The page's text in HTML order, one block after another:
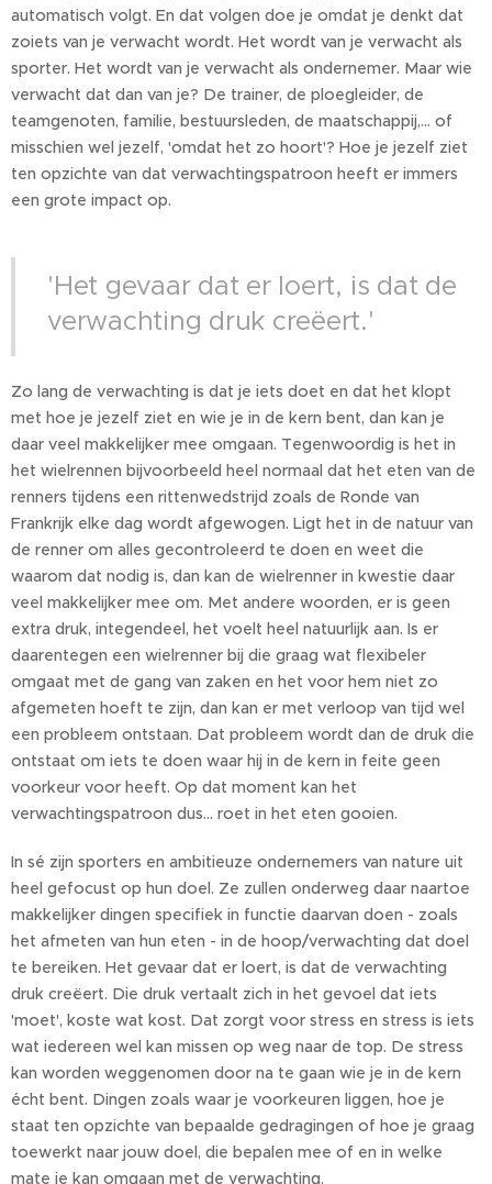
automatisch volgt. En dat volgen doe je omdat je denkt dat
zoiets van je verwacht wordt. Het wordt van je verwacht als
sporter. Het wordt van je verwacht als ondernemer. Maar wie
verwacht dat dan van je? De trainer, de ploegleider, de
teamgenoten, familie, bestuursleden, de maatschappij,… of
misschien wel jezelf, 'omdat het zo hoort'? Hoe je jezelf ziet
ten opzichte van dat verwachtingspatroon heeft er immers
een grote impact op.
'Het gevaar dat er loert, is dat de
verwachting druk creëert.'
Zo lang de verwachting is dat je iets doet en dat het klopt
met hoe je jezelf ziet en wie je in de kern bent, dan kan je
daar veel makkelijker mee omgaan. Tegenwoordig is het in
het wielrennen bijvoorbeeld heel normaal dat het eten van de
renners tijdens een rittenwedstrijd zoals de Ronde van
Frankrijk elke dag wordt afgewogen. Ligt het in de natuur van
de renner om alles gecontroleerd te doen en weet die
waarom dat nodig is, dan kan de wielrenner in kwestie daar
veel makkelijker mee om. Met andere woorden, er is geen
extra druk, integendeel, het voelt heel natuurlijk aan. Is er
daarentegen een wielrenner bij die graag wat flexibeler
omgaat met de gang van zaken en het voor hem niet zo
afgemeten hoeft te zijn, dan kan er met verloop van tijd wel
een probleem ontstaan. Dat probleem wordt dan de druk die
ontstaat om iets te doen waar hij in de kern in feite geen
voorkeur voor heeft. Op dat moment kan het
verwachtingspatroon dus… roet in het eten gooien.
In sé zijn sporters en ambitieuze ondernemers van nature uit
heel gefocust op hun doel. Ze zullen onderweg daar naartoe
makkelijker dingen specifiek in functie daarvan doen - zoals
het afmeten van hun eten - in de hoop/verwachting dat doel
te bereiken. Het gevaar dat er loert, is dat de verwachting
druk creëert. Die druk vertaalt zich in het gevoel dat iets
'moet', koste wat kost. Dat zorgt voor stress en stress is iets
wat iedereen wel kan missen op weg naar de top. De stress
kan worden weggenomen door na te gaan wie je in de kern
écht bent. Dingen zoals waar je voorkeuren liggen, hoe je
staat ten opzichte van bepaalde gedragingen of hoe je graag
toewerkt naar jouw doel, die bepalen mee of en in welke
mate je kan omgaan met de verwachting.